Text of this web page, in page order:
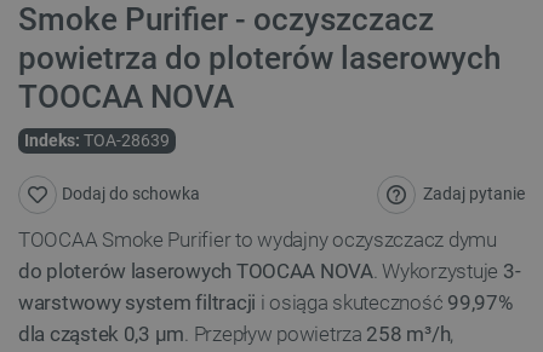
Smoke Purifier - oczyszczacz
powietrza do ploterów laserowych
TOOCAA NOVA
Indeks: TOA-28639
Zadaj pytanie
Dodaj do schowka
TOOCAA Smoke Purifier to wydajny oczyszczacz dymu
do ploterów laserowych TOOCAA NOVA. Wykorzystuje 3-
warstwowy system filtracji i osiąga skuteczność 99,97%
dla cząstek 0,3 µm. Przepływ powietrza 258 m³/h,